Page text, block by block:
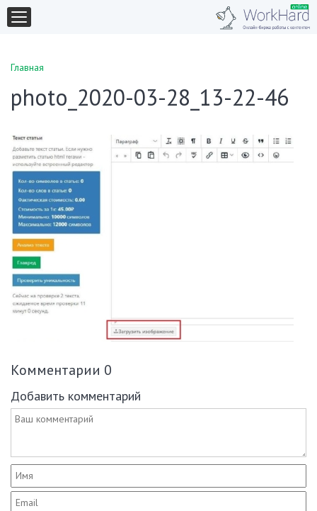
Главная
photo_2020-03-28_13-22-46
Комментарии 0
Добавить комментарий